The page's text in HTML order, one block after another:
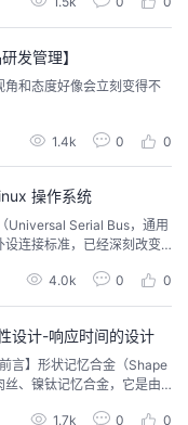
哪些产品倾斜？这就变成
品线并行，先打破认知随着
发管理】
和态度好像会立刻变得不
1.4k 0 0
操作系统
Universal Serial Bus，通用
连接标准，已经深刻改变
微软、IBM、康柏、DEC、
技术，旨在解决...
4.0k 0 0
设计-响应时间的设计
言】形状记忆合金（Shape
、镍钛记忆合金，它是由N
1.7k 0 0